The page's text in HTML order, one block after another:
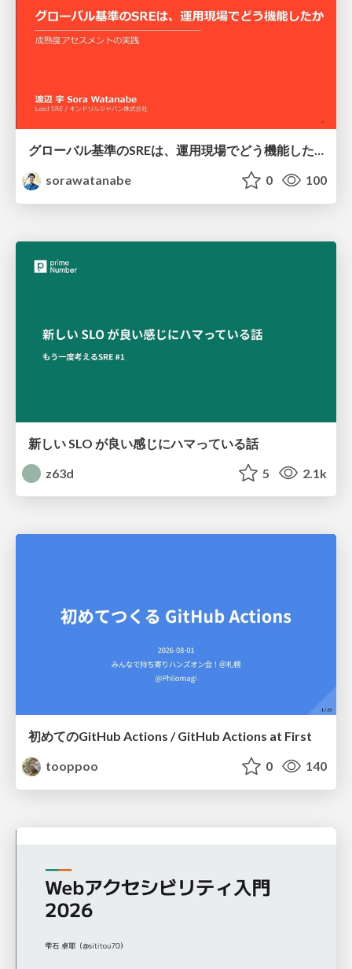
グローバル基準のSREは、運用現場でどう機能したか：成熟度アセスメントの実践 ／ SRE NEXT 2026
sorawatanabe
0 100
新しい SLO が良い感じにハマっている話
z63d
5 2.1k
初めてのGitHub Actions / GitHub Actions at First
tooppoo
0 140